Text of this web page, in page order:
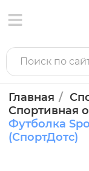
Главная
Спортивная
Футболка
(СпортДотс)